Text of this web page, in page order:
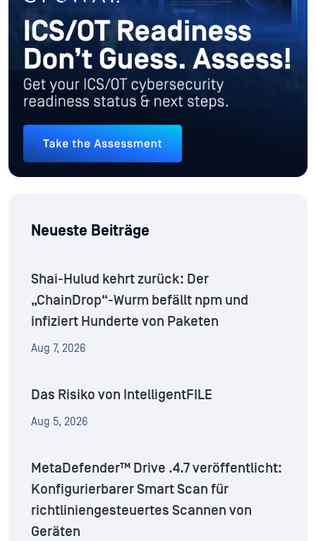
Neueste Beiträge
Shai-Hulud kehrt zurück: Der
„ChainDrop“-Wurm befällt npm und
infiziert Hunderte von Paketen
Aug 7, 2026
Das Risiko von IntelligentFILE
Aug 5, 2026
MetaDefender™ Drive .4.7 veröffentlicht:
Konfigurierbarer Smart Scan für
richtliniengesteuertes Scannen von
Geräten